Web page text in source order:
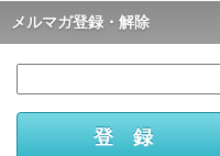
メルマガ登録・解除